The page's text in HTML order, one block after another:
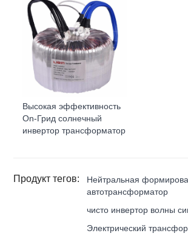
Высокая эффективность
On-Грид солнечный
инвертор трансформатор
Продукт тегов:
Нейтральная
автотрансформатор
чисто инвертор волны
Электрический